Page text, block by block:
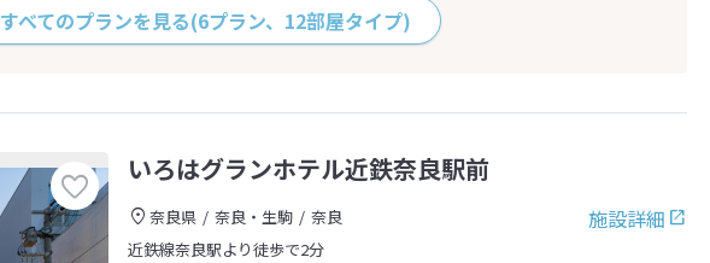
すべてのプランを見る(6プラン、12部屋タイプ)
いろはグランホテル近鉄奈良駅前
施設詳細
奈良県 奈良・生駒
奈良
近鉄線奈良駅より徒歩で2分